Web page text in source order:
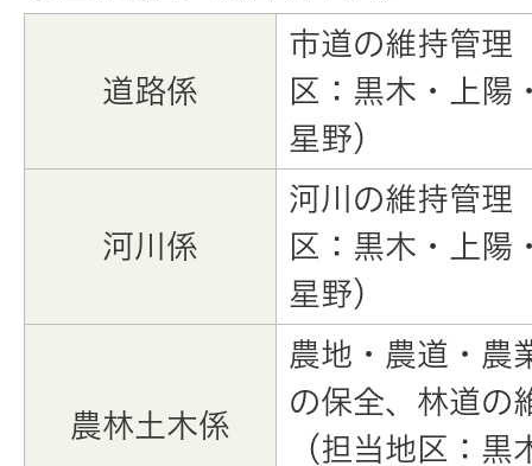
道路係
市道の維持管理
区：黒木・上陽
星野）
河川係
河川の維持管理
区：黒木・上陽
星野）
農林土木係
農地・農道・農
の保全、林道の
（担当地区：黒